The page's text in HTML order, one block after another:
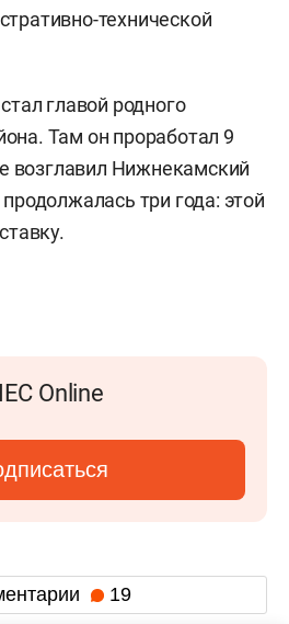
технической
главой родного
Там он проработал 9
возглавил Нижнекамский
три года: этой
Online
19